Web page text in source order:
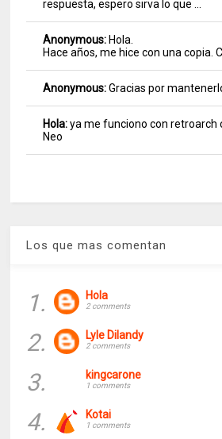
respuesta, espero sirva lo que ...
Anonymous: Hola.
Hace años, me hice con una copia.
Anonymous:Gracias por
Hola:ya me funciono con retroarch
Neo
Los que mas comentan
1. Hola
2 comments
2. Lyle Dilandy
2 comments
3. kingcarone
1 comments
4. Kotai
1 comments